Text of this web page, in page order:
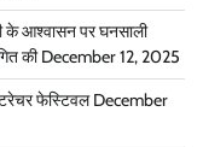
के आश्वासन पर घनसाली
की December 12, 2025
फेस्टिवल December